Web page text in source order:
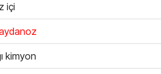
içi
kimyon